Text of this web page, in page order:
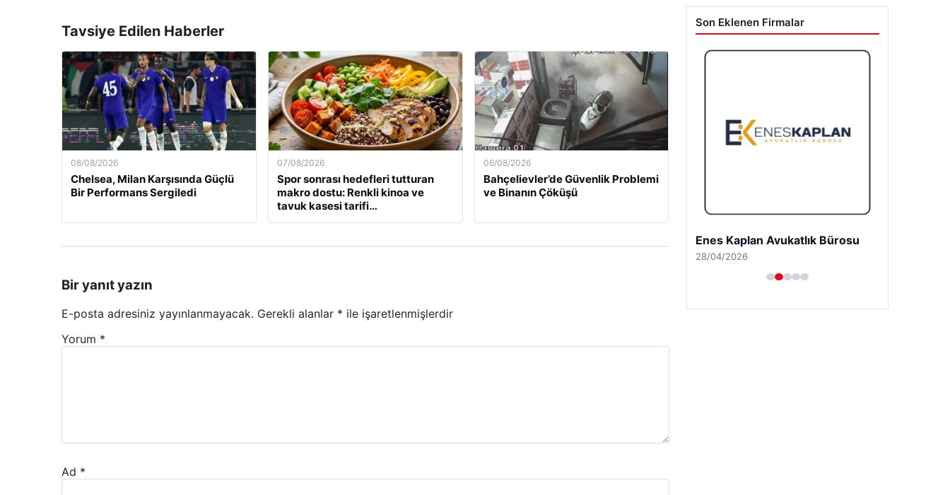
Tavsiye Edilen Haberler
08/08/2026
Chelsea, Milan Karşısında Güçlü
Bir Performans Sergiledi
07/08/2026
Spor sonrası hedefleri tutturan
makro dostu: Renkli kinoa ve
tavuk kasesi tarifi…
06/08/2026
Bahçelievler’de Güvenlik Problemi
ve Binanın Çöküşü
Bir yanıt yazın
E-posta adresiniz yayınlanmayacak. Gerekli alanlar * ile işaretlenmişlerdir
Yorum *
Ad *
Son Eklenen Firmalar
Enes Kaplan Avukatlık Bürosu
28/04/2026